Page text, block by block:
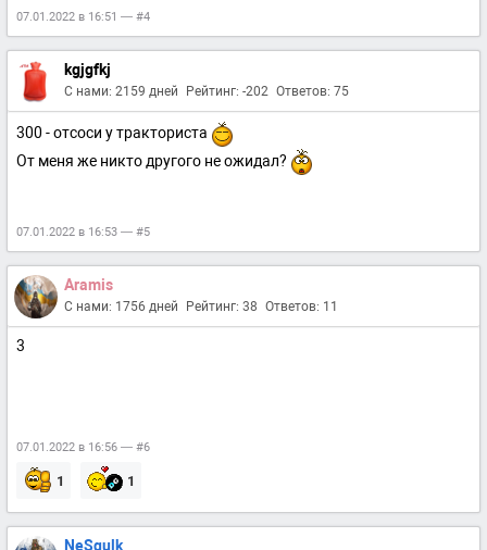
07.01.2022 в 16:51 — #4
kgjgfkj
С нами: 2159 дней Рейтинг: -202 Ответов: 75
300 - отсоси у тракториста
От меня же никто другого не ожидал?
07.01.2022 в 16:53 — #5
Aramis
С нами: 1756 дней Рейтинг: 38 Ответов: 11
3
07.01.2022 в 16:56 — #6
1 1
NeSqulk